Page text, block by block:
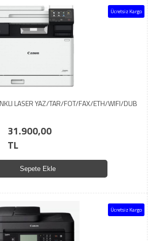
Ücretsiz Kargo
LASER YAZ/TAR/FOT/FAX/ETH/WIFI/DUB
31.900,00
TL
Sepete Ekle
Ücretsiz Kargo